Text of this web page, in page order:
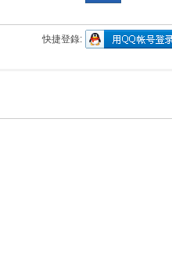
快捷登錄: